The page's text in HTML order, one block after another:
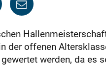
der offenen
werden, da es